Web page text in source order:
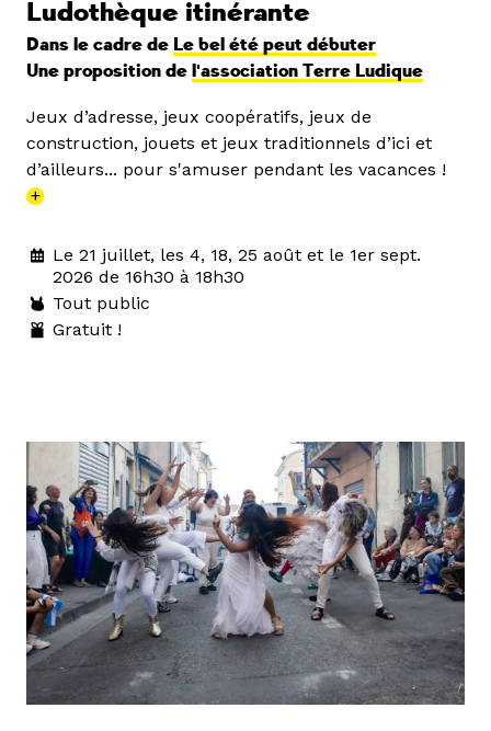
Ludothèque itinérante
Dans le cadre de Le bel été peut débuter
Une proposition de l'association Terre Ludique
Jeux d’adresse, jeux coopératifs, jeux de
construction, jouets et jeux traditionnels d’ici et
d’ailleurs... pour s'amuser pendant les vacances !
+
Le 21 juillet, les 4, 18, 25 août et le 1er sept.
2026 de 16h30 à 18h30
Tout public
Gratuit !